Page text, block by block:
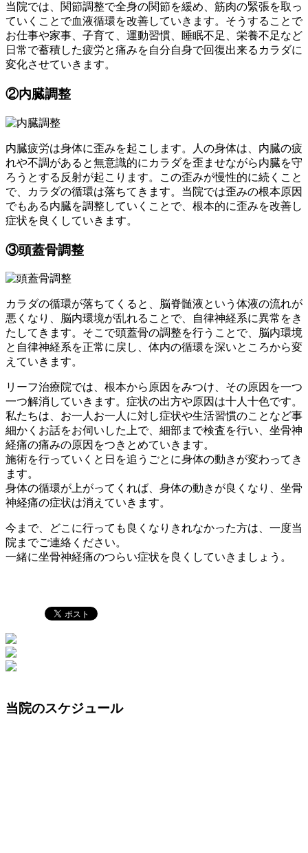
当院では、関節調整で全身の関節を緩め、筋肉の緊張を取っ
ていくことで血液循環を改善していきます。そうすることで
お仕事や家事、子育て、運動習慣、睡眠不足、栄養不足など
日常で蓄積した疲労と痛みを自分自身で回復出来るカラダに
変化させていきます。
②内臓調整
内臓疲労は身体に歪みを起こします。人の身体は、内臓の疲
れや不調があると無意識的にカラダを歪ませながら内臓を守
ろうとする反射が起こります。この歪みが慢性的に続くこと
で、カラダの循環は落ちてきます。当院では歪みの根本原因
でもある内臓を調整していくことで、根本的に歪みを改善し
症状を良くしていきます。
③頭蓋骨調整
カラダの循環が落ちてくると、脳脊髄液という体液の流れが
悪くなり、脳内環境が乱れることで、自律神経系に異常をき
たしてきます。そこで頭蓋骨の調整を行うことで、脳内環境
と自律神経系を正常に戻し、体内の循環を深いところから変
えていきます。
リーフ治療院では、根本から原因をみつけ、その原因を一つ
一つ解消していきます。症状の出方や原因は十人十色です。
私たちは、お一人お一人に対し症状や生活習慣のことなど事
細かくお話をお伺いした上で、細部まで検査を行い、坐骨神
経痛の痛みの原因をつきとめていきます。
施術を行っていくと日を追うごとに身体の動きが変わってき
ます。
身体の循環が上がってくれば、身体の動きが良くなり、坐骨
神経痛の症状は消えていきます。
今まで、どこに行っても良くなりきれなかった方は、一度当
院までご連絡ください。
一緒に坐骨神経痛のつらい症状を良くしていきましょう。
当院のスケジュール